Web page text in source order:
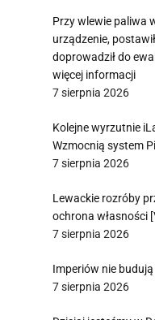
Przy wlewie paliwa
urządzenie,
doprowadził do
więcej informacji
7 sierpnia 2026
Kolejne wyrzutnie
Wzmocnią system
7 sierpnia 2026
Lewackie rozróby
ochrona własności
7 sierpnia 2026
Imperiów nie
7 sierpnia 2026